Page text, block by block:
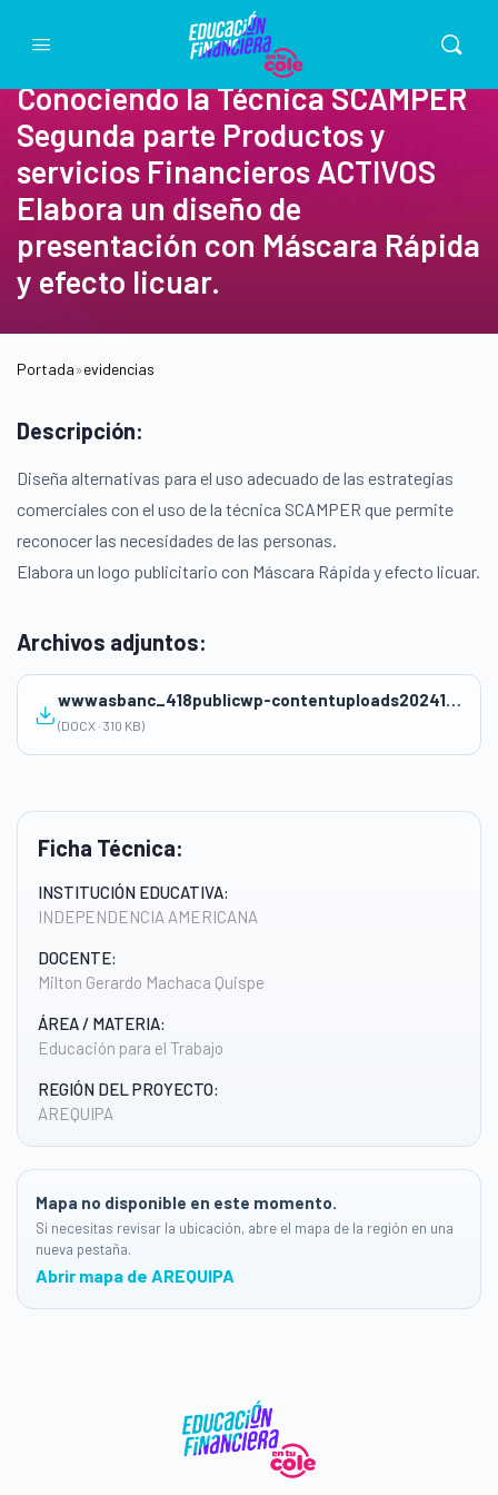
Conociendo la Técnica SCAMPER
Segunda parte Productos y
servicios Financieros ACTIVOS
Elabora un diseño de
presentación con Máscara Rápida
y efecto licuar.
Portada»evidencias
Ficha Técnica:
INSTITUCIÓN EDUCATIVA:
INDEPENDENCIA AMERICANA
DOCENTE:
Milton Gerardo Machaca Quispe
ÁREA / MATERIA:
Educación para el Trabajo
REGIÓN DEL PROYECTO:
AREQUIPA
Mapa no disponible en este momento.
Si necesitas revisar la ubicación, abre el mapa de la región en una
nueva pestaña.
Abrir mapa de AREQUIPA
Descripción:
Diseña alternativas para el uso adecuado de las estrategias
comerciales con el uso de la técnica SCAMPER que permite
reconocer las necesidades de las personas.
Elabora un logo publicitario con Máscara Rápida y efecto licuar.
Archivos adjuntos:
wwwasbanc_418publicwp-contentuploads20241147-ses-4-CONOCIENDO-LA-TECNICA-SCAMPER-2da.docx
(DOCX · 310 KB)